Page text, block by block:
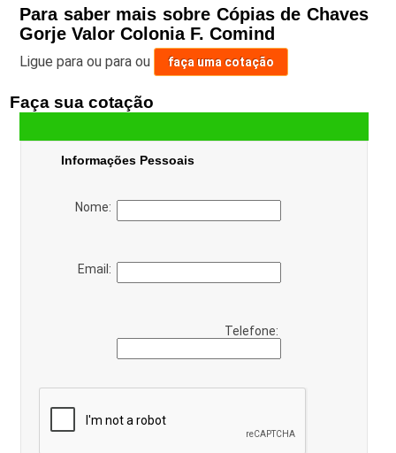
Para saber mais sobre Cópias de Chaves
Gorje Valor Colonia F. Comind
Ligue para ou para ou faça uma cotação
Faça sua cotação
Informações Pessoais
Nome:
Email:
Telefone: